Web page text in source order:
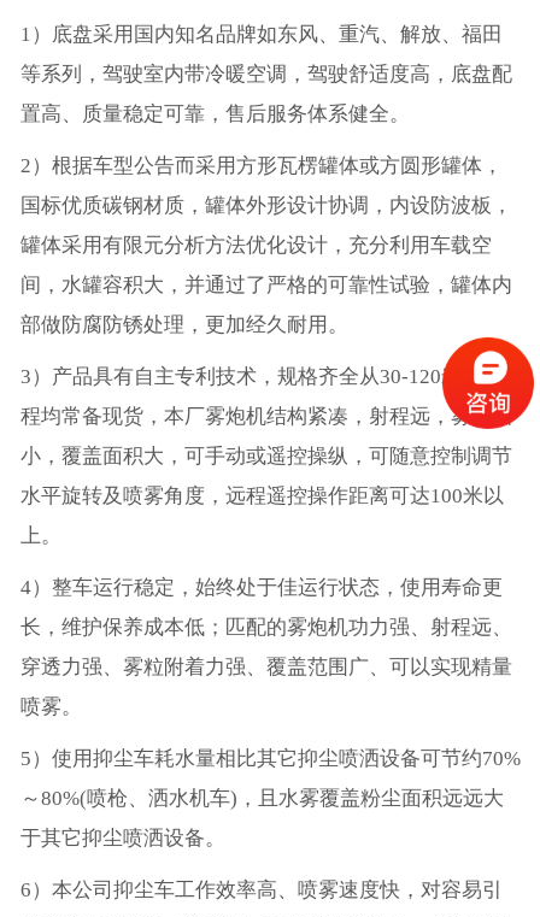
1）底盘采用国内知名品牌如东风、重汽、解放、福田
等系列，驾驶室内带冷暖空调，驾驶舒适度高，底盘配
置高、质量稳定可靠，售后服务体系健全。
2）根据车型公告而采用方形瓦楞罐体或方圆形罐体，
国标优质碳钢材质，罐体外形设计协调，内设防波板，
罐体采用有限元分析方法优化设计，充分利用车载空
间，水罐容积大，并通过了严格的可靠性试验，罐体内
部做防腐防锈处理，更加经久耐用。
3）产品具有自主专利技术，规格齐全从30-120米的射
程均常备现货，本厂雾炮机结构紧凑，射程远，雾粒细
小，覆盖面积大，可手动或遥控操纵，可随意控制调节
水平旋转及喷雾角度，远程遥控操作距离可达100米以
上。
4）整车运行稳定，始终处于佳运行状态，使用寿命更
长，维护保养成本低；匹配的雾炮机功力强、射程远、
穿透力强、雾粒附着力强、覆盖范围广、可以实现精量
喷雾。
5）使用抑尘车耗水量相比其它抑尘喷洒设备可节约70%
～80%(喷枪、洒水机车)，且水雾覆盖粉尘面积远远大
于其它抑尘喷洒设备。
6）本公司抑尘车工作效率高、喷雾速度快，对容易引